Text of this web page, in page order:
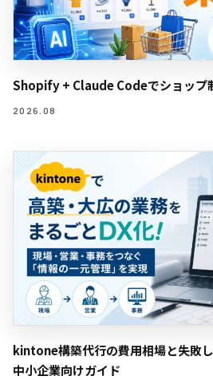
Shopify + Claude Codeでショップ
2026.08
kintone構築代行の費用相場と失敗
中小企業向けガイド